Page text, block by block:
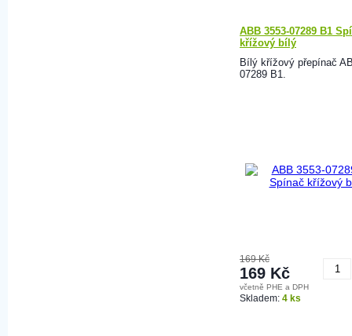
ABB 3553-07289 B1
křížový bílý
Bílý křížový přepínač
07289 B1.
169 Kč
169 Kč
včetně PHE a DPH
Skladem: 4 ks